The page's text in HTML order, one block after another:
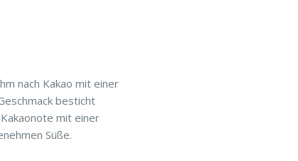
nach Kakao mit einer
besticht
mit einer
Süße.